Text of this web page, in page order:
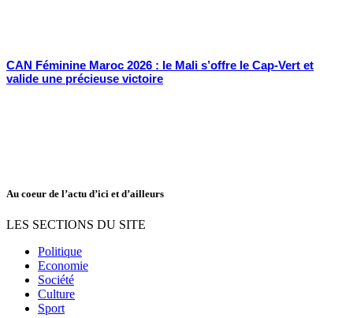
CAN Féminine Maroc 2026 : le Mali s’offre le Cap-Vert et
valide une précieuse victoire
Au coeur de l’actu d’ici et d’ailleurs
LES SECTIONS DU SITE
Politique
Economie
Société
Culture
Sport